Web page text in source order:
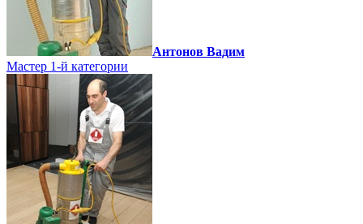
Антонов Вадим
Мастер 1-й категории